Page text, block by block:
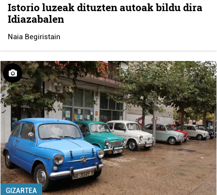
Istorio luzeak dituzten autoak bildu dira
Idiazabalen
Naia Begiristain
GIZARTEA